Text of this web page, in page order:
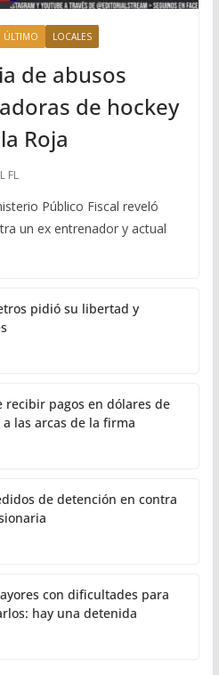
ÚLTIMO LOCALES
de abusos
de hockey
Roja
FL
Público Fiscal reveló
un ex entrenador y actual
pidió su libertad y
recibir pagos en dólares de
las arcas de la firma
de detención en contra
con dificultades para
hay una detenida